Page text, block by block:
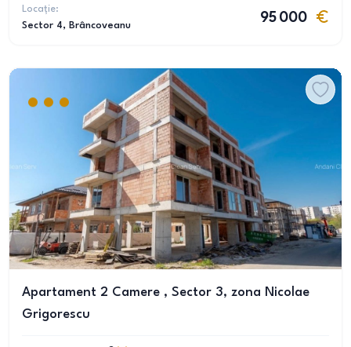
Locație:
Sector 4, Brâncoveanu
95 000
Apartament 2 Camere , Sector 3, zona Nicolae
Grigorescu